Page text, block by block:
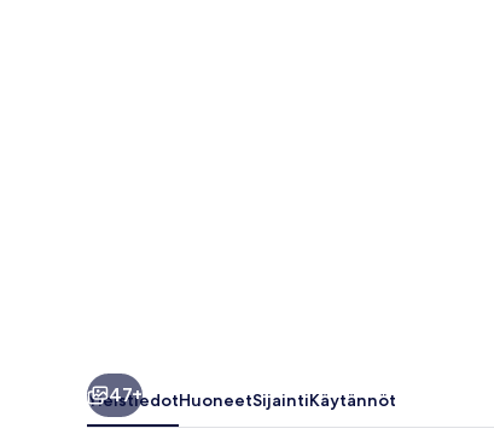
47+
YleistiedotHuoneetSijaintiKäytännöt